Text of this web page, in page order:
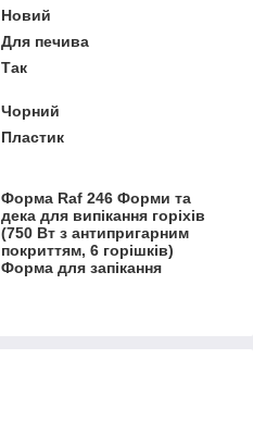
Новий
Для печива
Так
Чорний
Пластик
Форма Raf 246 Форми та
дека для випікання горіхів
(750 Вт з антипригарним
покриттям, 6 горішків)
Форма для запікання